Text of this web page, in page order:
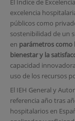
El Índice de
excelencia
públicos como
sostenibilidad de un
en parámetros como
bienestar y la
capacidad
uso de los recursos
El IEH General y
referencia año tras
hospitalarios en